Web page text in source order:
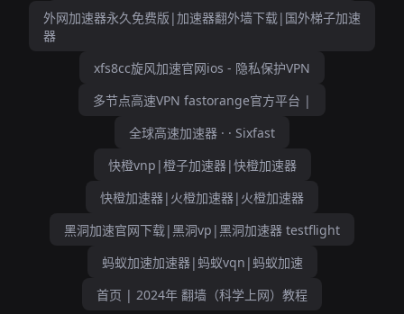
外网加速器永久免费版|加速器翻外墙下载|国外梯子加速
器
xfs8cc旋风加速官网ios - 隐私保护VPN
多节点高速VPN fastorange官方平台 |
全球高速加速器 · · Sixfast
快橙vnp|橙子加速器|快橙加速器
快橙加速器|火橙加速器|火橙加速器
黑洞加速官网下载|黑洞vp|黑洞加速器 testflight
蚂蚁加速加速器|蚂蚁vqn|蚂蚁加速
首页 | 2024年 翻墙（科学上网）教程